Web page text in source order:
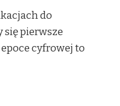
do
pierwsze
cyfrowej to